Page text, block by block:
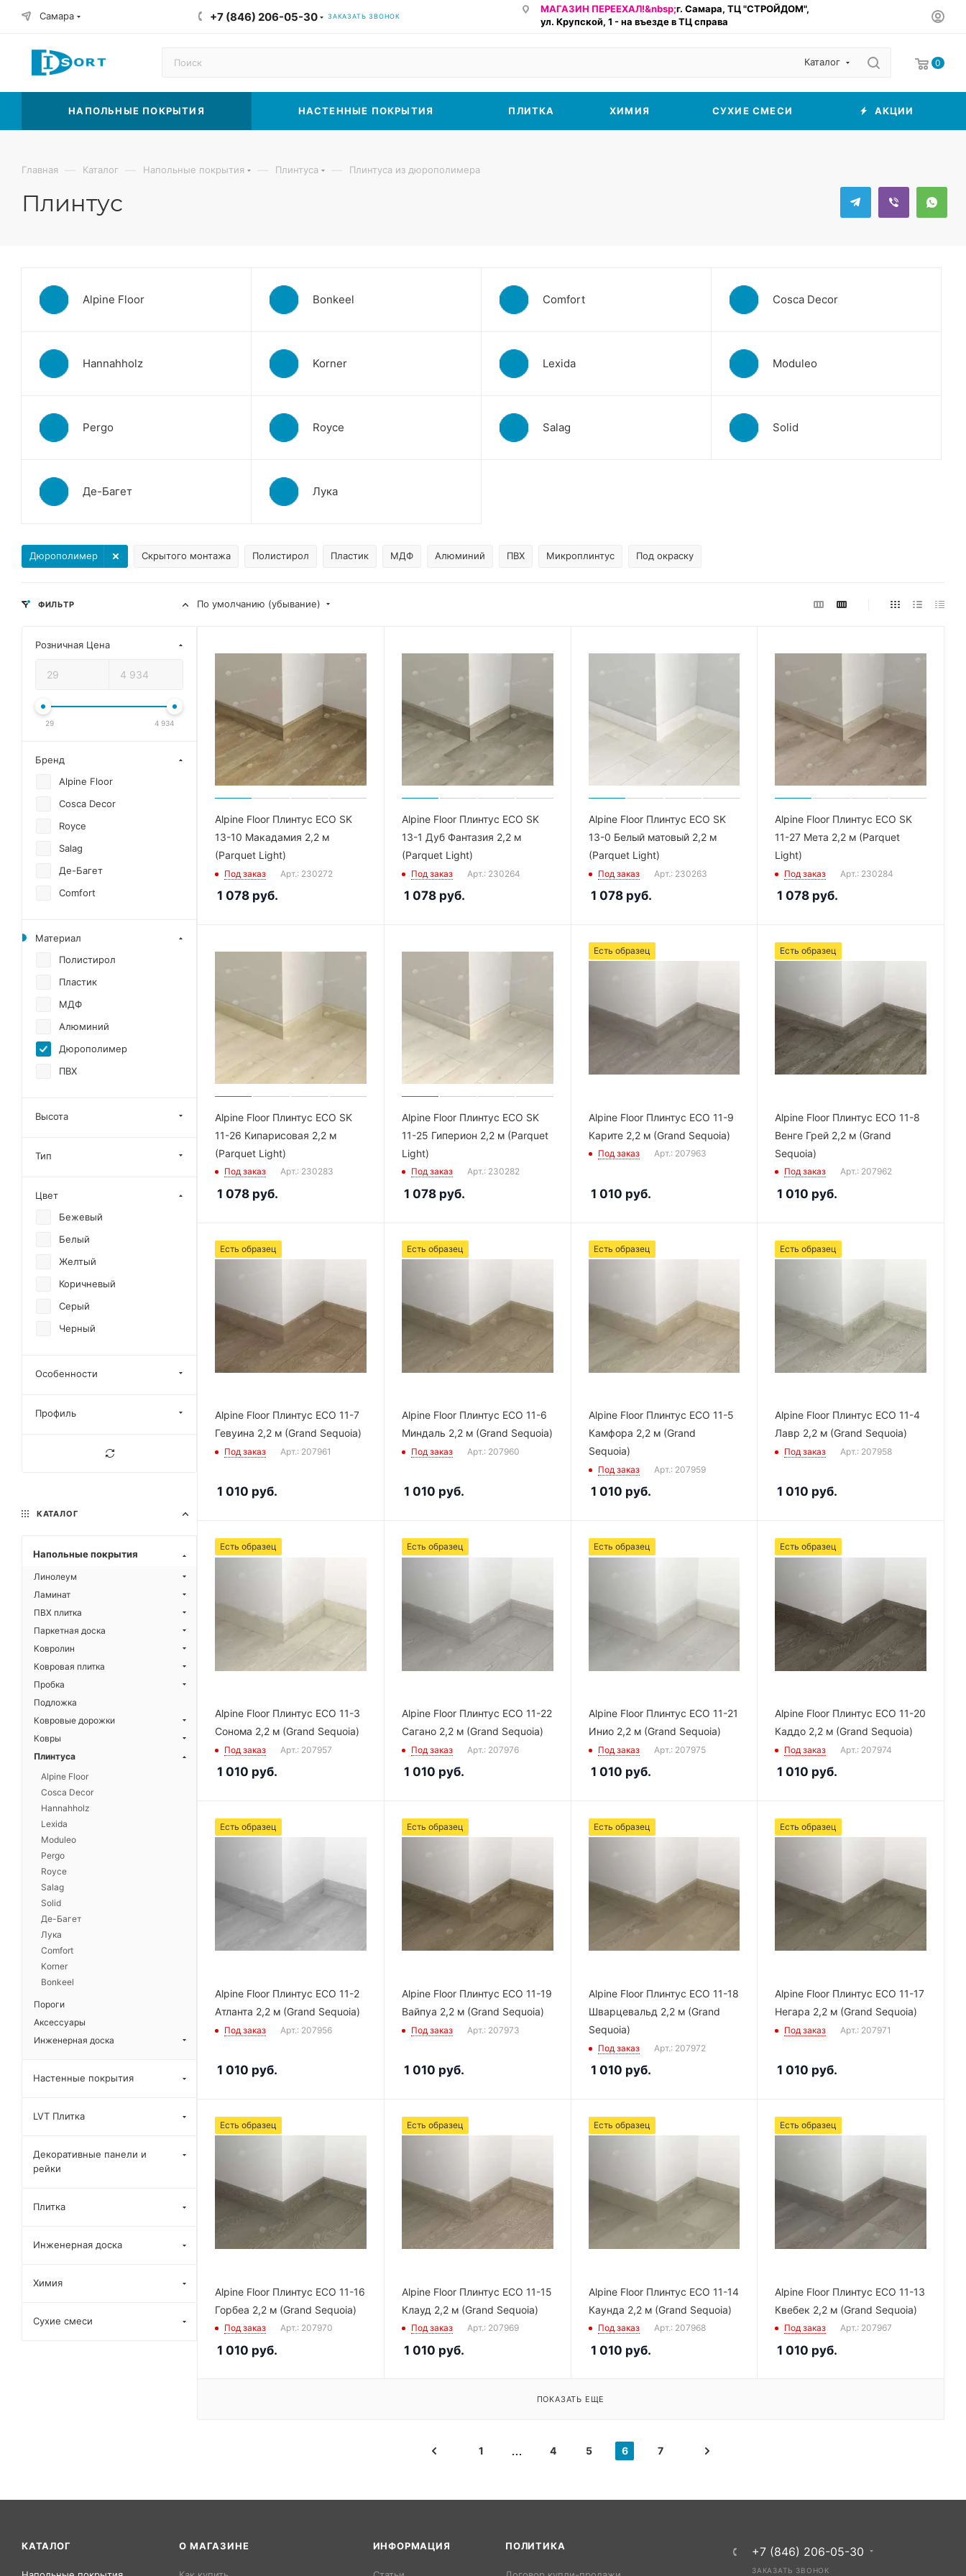
Самара +7 (846) 206-05-30 ЗАКАЗАТЬ ЗВОНОК
МАГАЗИН ПЕРЕЕХАЛ!&nbsp;г. Самара, ТЦ "СТРОЙДОМ",
ул. Крупской, 1 - на въезде в ТЦ справа
Каталог 0
НАПОЛЬНЫЕ ПОКРЫТИЯ НАСТЕННЫЕ ПОКРЫТИЯ ПЛИТКА ХИМИЯ СУХИЕ СМЕСИ АКЦИИ
Главная — Каталог — Напольные покрытия — Плинтуса — Плинтуса из дюрополимера
Плинтус
Alpine Floor Bonkeel Comfort Cosca Decor
Hannahholz Korner Lexida Moduleo
Pergo Royce Salag Solid
Де-Багет Лука
Скрытого монтажа Полистирол Пластик МДФ
Дюрополимер Алюминий ПВХ Микроплинтус Под окраску
По умолчанию (убывание)
Alpine Floor Плинтус ECO SK
13-10 Макадамия 2,2 м
(Parquet Light)
Под заказ Арт.: 230272
1 078 руб.
Alpine Floor Плинтус ECO SK
13-1 Дуб Фантазия 2,2 м
(Parquet Light)
Под заказ Арт.: 230264
1 078руб.
Alpine Floor Плинтус ECO SK
13-0 Белый матовый 2,2 м
(Parquet Light)
Под заказ Арт.: 230263
1 078руб.
Alpine Floor Плинтус ECO SK
11-27 Мета 2,2 м (Parquet
Light)
Под заказ Арт.: 230284
1 078 руб.
Alpine Floor Плинтус ECO SK
11-26 Кипарисовая 2,2 м
(Parquet Light)
Под заказ Арт.: 230283
1 078 руб.
Alpine Floor Плинтус ECO SK
11-25 Гиперион 2,2 м (Parquet
Light)
Под заказ Арт.: 230282
1 078руб.
Есть образец
Alpine Floor Плинтус ECO 11-9
Карите 2,2 м (Grand Sequoia)
Под заказ Арт.: 207963
1 010 руб.
Есть образец
Alpine Floor Плинтус ECO 11-8
Венге Грей 2,2 м (Grand
Sequoia)
Под заказ Арт.: 207962
1 010 руб.
Есть образец
Alpine Floor Плинтус ECO 11-7
Гевуина 2,2 м (Grand Sequoia)
Под заказ Арт.: 207961
1 010 руб.
Есть образец
Alpine Floor Плинтус ECO 11-6
Миндаль 2,2 м (Grand Sequoia)
Под заказ Арт.: 207960
1 010 руб.
Есть образец
Alpine Floor Плинтус ECO 11-5
Камфора 2,2 м (Grand
Sequoia)
Под заказ Арт.: 207959
1 010 руб.
Есть образец
Alpine Floor Плинтус ECO 11-4
Лавр 2,2 м (Grand Sequoia)
Под заказ Арт.: 207958
1 010 руб.
Есть образец
Alpine Floor Плинтус ECO 11-3
Сонома 2,2 м (Grand Sequoia)
Под заказ Арт.: 207957
1 010 руб.
Есть образец
Alpine Floor Плинтус ECO 11-22
Сагано 2,2 м (Grand Sequoia)
Под заказ Арт.: 207976
1 010 руб.
Есть образец
Alpine Floor Плинтус ECO 11-21
Инио 2,2 м (Grand Sequoia)
Под заказ Арт.: 207975
1 010 руб.
Есть образец
Alpine Floor Плинтус ECO 11-20
Каддо 2,2 м (Grand Sequoia)
Под заказ Арт.: 207974
1 010 руб.
Есть образец
Alpine Floor Плинтус ECO 11-2
Атланта 2,2 м (Grand Sequoia)
Под заказ Арт.: 207956
1 010 руб.
Есть образец
Alpine Floor Плинтус ECO 11-19
Вайпуа 2,2 м (Grand Sequoia)
Под заказ Арт.: 207973
1 010 руб.
Есть образец
Alpine Floor Плинтус ECO 11-18
Шварцевальд 2,2 м (Grand
Sequoia)
Под заказ Арт.: 207972
1 010 руб.
Есть образец
Alpine Floor Плинтус ECO 11-17
Негара 2,2 м (Grand Sequoia)
Под заказ Арт.: 207971
1 010 руб.
Есть образец
Alpine Floor Плинтус ECO 11-16
Горбеа 2,2 м (Grand Sequoia)
Под заказ Арт.: 207970
1 010 руб.
Есть образец
Alpine Floor Плинтус ECO 11-15
Клауд 2,2 м (Grand Sequoia)
Под заказ Арт.: 207969
1 010 руб.
Есть образец
Alpine Floor Плинтус ECO 11-14
Каунда 2,2 м (Grand Sequoia)
Под заказ Арт.: 207968
1 010 руб.
Есть образец
Alpine Floor Плинтус ECO 11-13
Квебек 2,2 м (Grand Sequoia)
Под заказ Арт.: 207967
1 010 руб.
ПОКАЗАТЬ ЕЩЕ
1 4 5 6 7
ФИЛЬТР
Розничная Цена
29 4 934
Бренд
Alpine Floor
Cosca Decor
Royce
Salag
Де-Багет
Comfort
Материал
Полистирол
Пластик
МДФ
Алюминий
Дюрополимер
ПВХ
Высота
Тип
Цвет
Бежевый
Белый
Желтый
Коричневый
Серый
Черный
Особенности
Профиль
КАТАЛОГ
Напольные покрытия
Линолеум
Ламинат
ПВХ плитка
Паркетная доска
Ковролин
Ковровая плитка
Пробка
Подложка
Ковровые дорожки
Ковры
Плинтуса
Alpine Floor
Cosca Decor
Hannahholz
Lexida
Moduleo
Pergo
Royce
Salag
Solid
Де-Багет
Лука
Comfort
Korner
Bonkeel
Пороги
Аксессуары
Инженерная доска
Настенные покрытия
LVT Плитка
Декоративные панели и
рейки
Плитка
Инженерная доска
Химия
Сухие смеси
КАТАЛОГ О МАГАЗИНЕ ИНФОРМАЦИЯ ПОЛИТИКА +7 (846) 206-05-30
ЗАКАЗАТЬ ЗВОНОК